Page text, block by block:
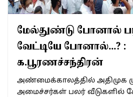
மேல்துண்டு போனால்
வேட்டியே போனால்…? :
க.பூரணச்சந்திரன்
அண்மைக்காலத்தில் அதிமுக
அமைச்சர்கள் பலர் வீடுகளில்